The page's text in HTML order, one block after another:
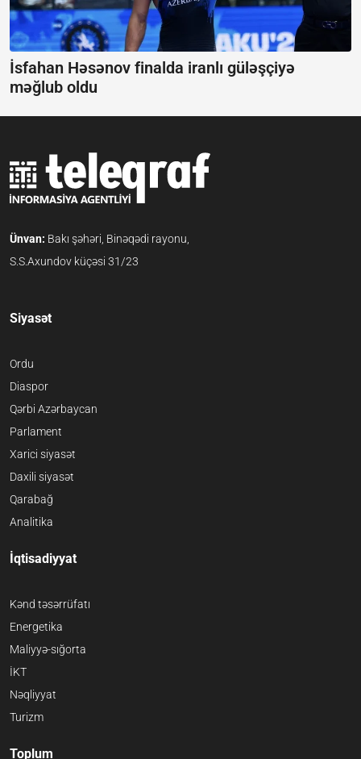
İsfahan Həsənov finalda iranlı güləşçiyə
məğlub oldu
Ünvan: Bakı şəhəri, Binəqədi rayonu,
S.S.Axundov küçəsi 31/23
Siyasət
Ordu
Diaspor
Qərbi Azərbaycan
Parlament
Xarici siyasət
Daxili siyasət
Qarabağ
Analitika
İqtisadiyyat
Kənd təsərrüfatı
Energetika
Maliyyə-sığorta
İKT
Nəqliyyat
Turizm
Toplum